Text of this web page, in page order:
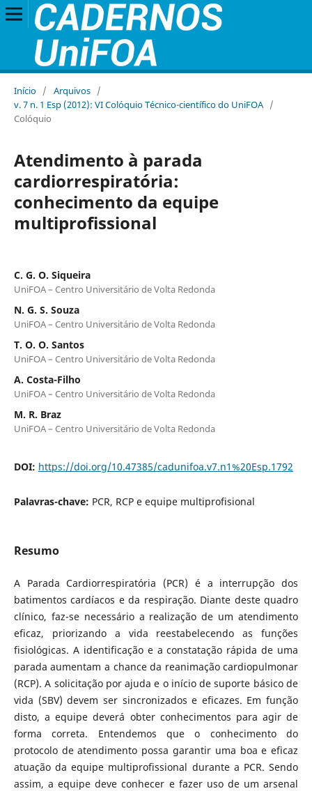
Início / Arquivos /
v. 7 n. 1 Esp (2012): VI Colóquio Técnico-científico do UniFOA /
Colóquio
Atendimento à parada
cardiorrespiratória:
conhecimento da equipe
multiprofissional
C. G. O. Siqueira
UniFOA – Centro Universitário de Volta Redonda
N. G. S. Souza
UniFOA – Centro Universitário de Volta Redonda
T. O. O. Santos
UniFOA – Centro Universitário de Volta Redonda
A. Costa-Filho
UniFOA – Centro Universitário de Volta Redonda
M. R. Braz
UniFOA – Centro Universitário de Volta Redonda
DOI: https://doi.org/10.47385/cadunifoa.v7.n1%20Esp.1792
Palavras-chave: PCR, RCP e equipe multiprofisional
Resumo
A Parada Cardiorrespiratória (PCR) é a interrupção dos
batimentos cardíacos e da respiração. Diante deste quadro
clínico, faz-se necessário a realização de um atendimento
eficaz, priorizando a vida reestabelecendo as funções
fisiológicas. A identificação e a constatação rápida de uma
parada aumentam a chance da reanimação cardiopulmonar
(RCP). A solicitação por ajuda e o início de suporte básico de
vida (SBV) devem ser sincronizados e eficazes. Em função
disto, a equipe deverá obter conhecimentos para agir de
forma correta. Entendemos que o conhecimento do
protocolo de atendimento possa garantir uma boa e eficaz
atuação da equipe multiprofissional durante a PCR. Sendo
assim, a equipe deve conhecer e fazer uso de um arsenal